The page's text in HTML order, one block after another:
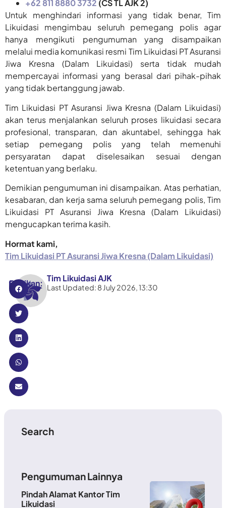
+62 811 8880 3732 (CS TL AJK 2)
Untuk menghindari informasi yang tidak benar, Tim
Likuidasi mengimbau seluruh pemegang polis agar
hanya mengikuti pengumuman yang disampaikan
melalui media komunikasi resmi Tim Likuidasi PT Asuransi
Jiwa Kresna (Dalam Likuidasi) serta tidak mudah
mempercayai informasi yang berasal dari pihak-pihak
yang tidak bertanggung jawab.
Tim Likuidasi PT Asuransi Jiwa Kresna (Dalam Likuidasi)
akan terus menjalankan seluruh proses likuidasi secara
profesional, transparan, dan akuntabel, sehingga hak
setiap pemegang polis yang telah memenuhi
persyaratan dapat diselesaikan sesuai dengan
ketentuan yang berlaku.
Demikian pengumuman ini disampaikan. Atas perhatian,
kesabaran, dan kerja sama seluruh pemegang polis, Tim
Likuidasi PT Asuransi Jiwa Kresna (Dalam Likuidasi)
mengucapkan terima kasih.
Hormat kami,
Tim Likuidasi PT Asuransi Jiwa Kresna (Dalam Likuidasi)
Tim Likuidasi AJK
Last Updated: 8 July 2026, 13:30
Bagikan:
Search
Pengumuman Lainnya
Pindah Alamat Kantor Tim
Likuidasi